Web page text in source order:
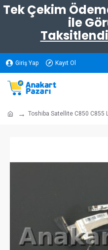
Tek Çekim
ile
Giriş Yap Kayıt Ol
Toshiba Satellite C850 C855